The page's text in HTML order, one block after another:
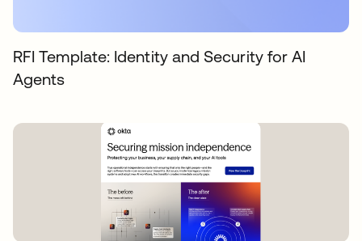
RFI Template: Identity and Security for AI
Agents